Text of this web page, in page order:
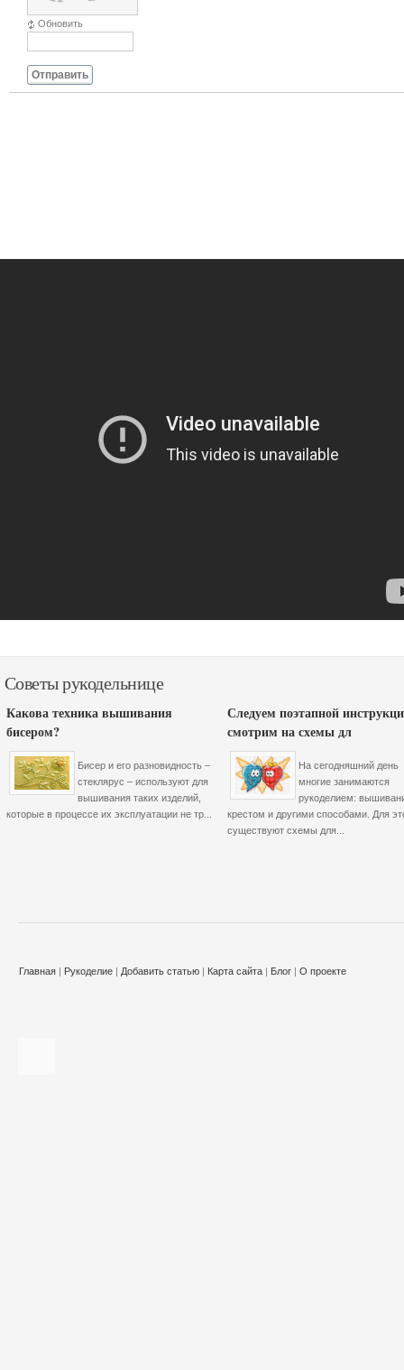
Обновить
Отправить
Советы рукодельнице
Какова техника вышивания
бисером?
Бисер и его разновидность –
стеклярус – используют для
вышивания таких изделий,
которые в процессе их эксплуатации не тр...
Следуем поэтапной
смотрим на схемы дл
На сегодняшний день
многие занимаются
рукоделием:
крестом и другими способами. Для
существуют схемы для...
Главная | Рукоделие | Добавить статью | Карта сайта | Блог | О проекте